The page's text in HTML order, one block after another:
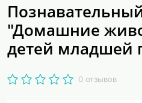
"Домашние
детей младшей
0 отзывов